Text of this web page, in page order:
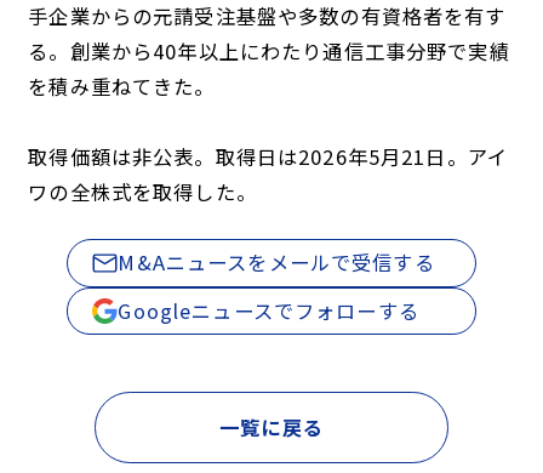
手企業からの元請受注基盤や多数の有資格者を有す
る。創業から40年以上にわたり通信工事分野で実績
を積み重ねてきた。
取得価額は非公表。取得日は2026年5月21日。アイ
ワの全株式を取得した。
M&Aニュースをメールで受信する
Googleニュースでフォローする
一覧に戻る